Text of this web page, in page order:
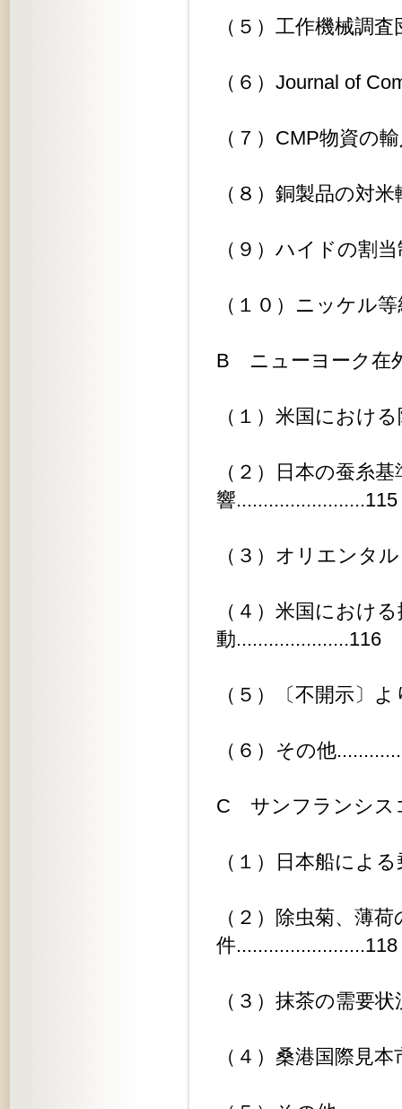
（５）工作機械調
（６）Journal of
（７）CMP物資の
（８）銅製品の対
（９）ハイドの割
（１０）ニッケル
B ニューヨーク在
（１）米国におけ
（２）日本の蚕糸
響........................115
（３）オリエンタ
（４）米国におけ
動.....................116
（５）〔不開示〕
（６）その他
C サンフランシス
（１）日本船によ
（２）除虫菊、薄
件........................118
（３）抹茶の需要
（４）桑港国際見